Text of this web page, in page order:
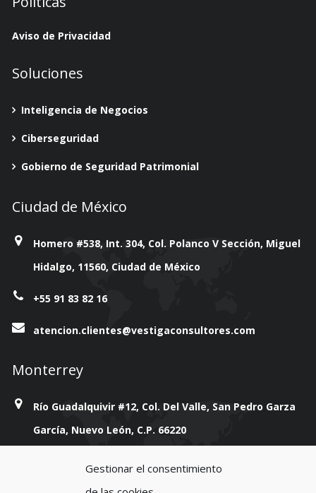
Gestionar el consentimiento
Aviso de Privacidad
Soluciones
Inteligencia de Negocios
Ciberseguridad
Gobierno de Seguridad Patrimonial
Ciudad de México
Homero #538, Int. 304, Col. Polanco V Sección, Miguel
Hidalgo, 11560, Ciudad de México
+55 91 83 82 16
atencion.clientes@vestigaconsultores.com
Monterrey
Río Guadalquivir #12, Col. Del Valle, San Pedro Garza
García, Nuevo León, C.P. 66220